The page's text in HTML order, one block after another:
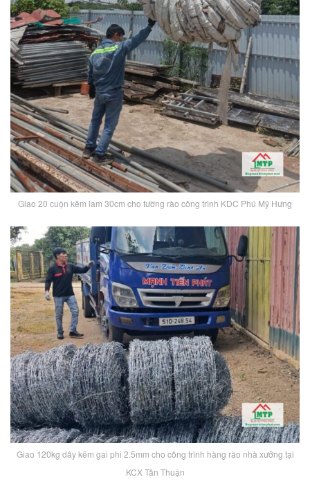
Giao 20 cuộn kẽm lam 30cm cho tường rào công trình KDC Phú Mỹ Hưng
Giao 120kg dây kẽm gai phi 2.5mm cho công trình hàng rào nhà xưởng tại
KCX Tân Thuận